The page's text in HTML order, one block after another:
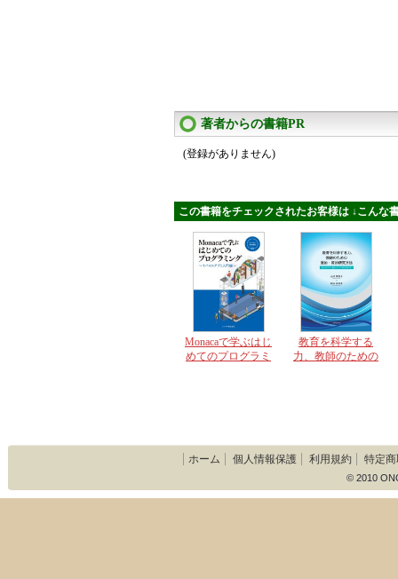
著者からの書籍PR
(登録がありません)
この書籍をチェックされたお客様は ↓こんな
Monacaで学ぶはじ
めてのプログラミ
教育を科学する
力、教師のための
ホーム 個人情報保護 利用規約 特定
© 2010